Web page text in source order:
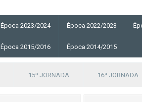
Época 2023/2024 Época 2022/2023
Época 2015/2016 Época 2014/2015
15ª JORNADA 16ª JORNADA